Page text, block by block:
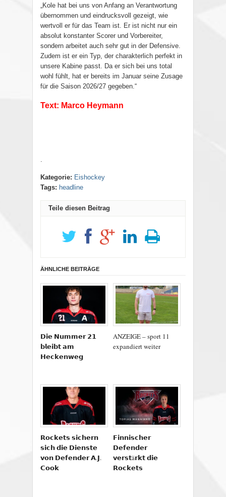
„Kole hat bei uns von Anfang an Verantwortung
übernommen und eindrucksvoll gezeigt, wie
wertvoll er für das Team ist. Er ist nicht nur ein
absolut konstanter Scorer und Vorbereiter,
sondern arbeitet auch sehr gut in der Defensive.
Zudem ist er ein Typ, der charakterlich perfekt in
unsere Kabine passt. Da er sich bei uns total
wohl fühlt, hat er bereits im Januar seine Zusage
für die Saison 2026/27 gegeben.“
Text: Marco Heymann
.
Kategorie: Eishockey
Tags: headline
Teile diesen Beitrag
ÄHNLICHE BEITRÄGE
𝗗𝗶𝗲 𝗡𝘂𝗺𝗺𝗲𝗿 𝟮𝟭
𝗯𝗹𝗲𝗶𝗯𝘁 𝗮𝗺
𝗛𝗲𝗰𝗸𝗲𝗻𝘄𝗲𝗴
ANZEIGE – sport 11
expandiert weiter
𝗥𝗼𝗰𝗸𝗲𝘁𝘀 𝘀𝗶𝗰𝗵𝗲𝗿𝗻
𝘀𝗶𝗰𝗵 𝗱𝗶𝗲 𝗗𝗶𝗲𝗻𝘀𝘁𝗲
𝘃𝗼𝗻 𝗗𝗲𝗳𝗲𝗻𝗱𝗲𝗿 𝗔.𝗝.
𝗖𝗼𝗼𝗸
𝗙𝗶𝗻𝗻𝗶𝘀𝗰𝗵𝗲𝗿
𝗗𝗲𝗳𝗲𝗻𝗱𝗲𝗿
𝘃𝗲𝗿𝘀𝘁ä𝗿𝗸𝘁 𝗱𝗶𝗲
𝗥𝗼𝗰𝗸𝗲𝘁𝘀